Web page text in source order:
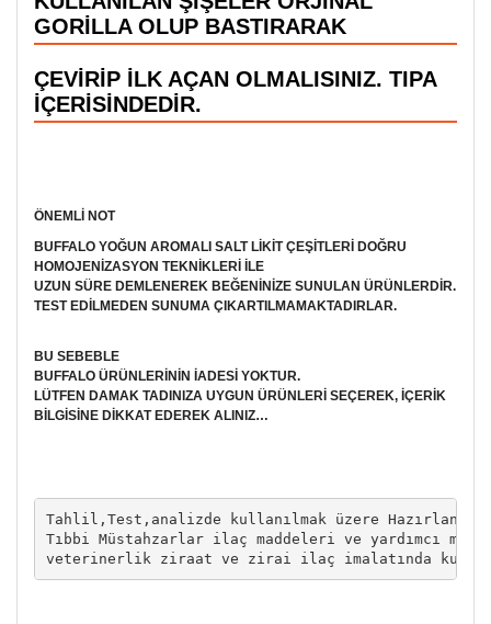
GORİLLA OLUP BASTIRARAK
ÇEVİRİP İLK AÇAN OLMALISINIZ. TIPA
İÇERİSİNDEDİR.
ÖNEMLİ NOT
BUFFALO YOĞUN AROMALI SALT LİKİT ÇEŞİTLERİ DOĞRU
HOMOJENİZASYON TEKNİKLERİ İLE
UZUN SÜRE DEMLENEREK BEĞENİNİZE SUNULAN ÜRÜNLERDİR.
TEST EDİLMEDEN SUNUMA ÇIKARTILMAMAKTADIRLAR.
BU SEBEBLE
BUFFALO ÜRÜNLERİNİN İADESİ YOKTUR.
LÜTFEN DAMAK TADINIZA UYGUN ÜRÜNLERİ SEÇEREK, İÇERİK
BİLGİSİNE DİKKAT EDEREK ALINIZ…
Tahlil,Test,analizde kullanılmak üzere
Tıbbi Müstahzarlar ilaç maddeleri ve yardımcı
veterinerlik ziraat ve zirai ilaç imalatında